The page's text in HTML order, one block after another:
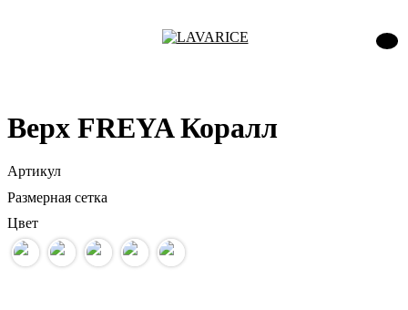
Верх FREYA Коралл
Размерная сетка
Артикул
Цвет